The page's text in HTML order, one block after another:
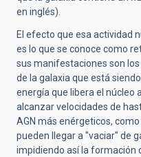
en inglés).
El efecto que esa actividad
es lo que se conoce como
sus manifestaciones son
de la galaxia que está
energía que libera el núcleo
alcanzar velocidades de
AGN más enérgeticos,
pueden llegar a "vaciar" de
impidiendo así la formación